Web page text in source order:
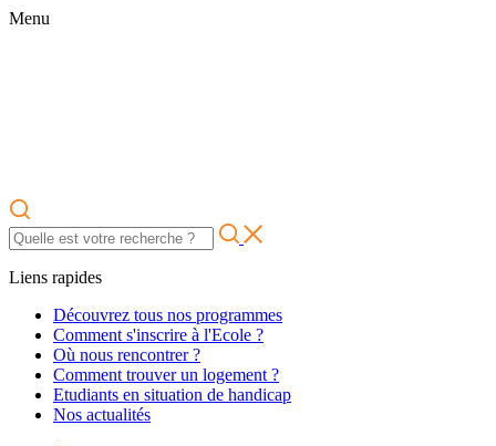
Menu
Liens rapides
Découvrez tous nos programmes
Comment s'inscrire à l'Ecole ?
Où nous rencontrer ?
Comment trouver un logement ?
Etudiants en situation de handicap
Nos actualités